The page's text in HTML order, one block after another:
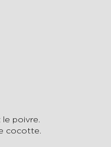
le poivre.
cocotte.